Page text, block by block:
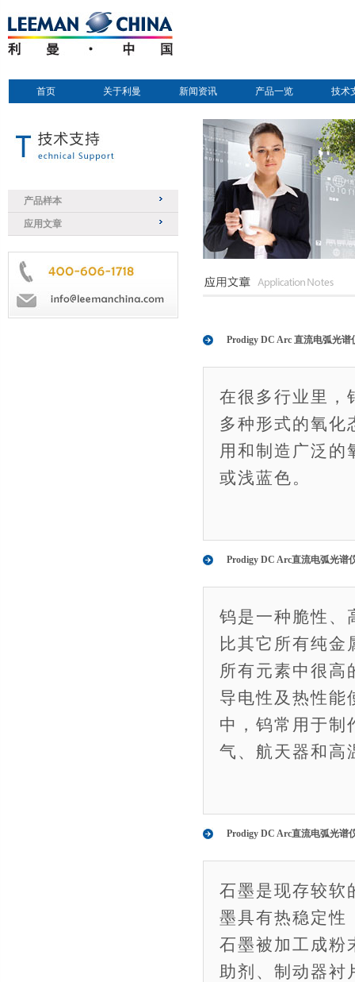
首页 关于利曼 新闻资讯 产品一览 技术
产品样本
应用文章
Prodigy DC Arc 直流电弧光
在很多行业里，
多种形式的氧
用和制造广泛的
或浅蓝色。
Prodigy DC Arc直流电弧光谱
钨是一种脆性、
比其它所有纯
所有元素中很高
导电性及热性能
中，钨常用于制
气、航天器和高
Prodigy DC Arc直流电弧光谱
石墨是现存较软
墨具有热稳定性
石墨被加工成粉
助剂、制动器衬